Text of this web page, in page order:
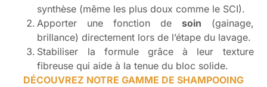
synthèse (même les plus doux comme le SCI).
Apporter une fonction de soin (gainage,
brillance) directement lors de l’étape du lavage.
Stabiliser la formule grâce à leur texture
fibreuse qui aide à la tenue du bloc solide.
DÉCOUVREZ NOTRE GAMME DE SHAMPOOING